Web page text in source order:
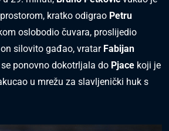
kratko odigrao Petru
oslobodio čuvara, proslijedio
on silovito gađao, vratar Fabijan
ponovno dokotrljala do Pjace koji je
u mrežu za slavljenički huk s